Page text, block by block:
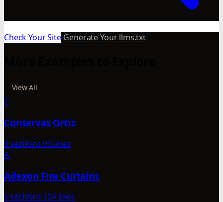
Check Your Site Generate Your llms.txt
View All
C
Conservas Ortiz
9 sections93 lines
A
Adexon Fire Curtains
5 sections 104 lines